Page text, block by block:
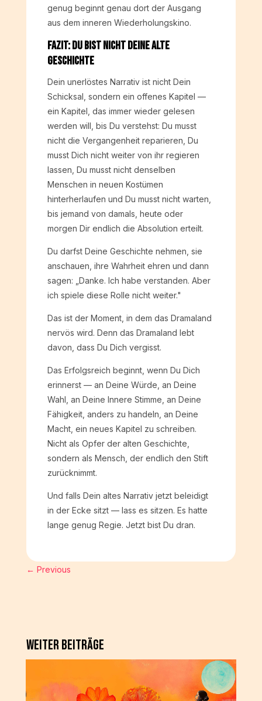
genug beginnt genau dort der Ausgang
aus dem inneren Wiederholungskino.
Fazit: Du bist nicht Deine alte
Geschichte
Dein unerlöstes Narrativ ist nicht Dein
Schicksal, sondern ein offenes Kapitel —
ein Kapitel, das immer wieder gelesen
werden will, bis Du verstehst: Du musst
nicht die Vergangenheit reparieren, Du
musst Dich nicht weiter von ihr regieren
lassen, Du musst nicht denselben
Menschen in neuen Kostümen
hinterherlaufen und Du musst nicht warten,
bis jemand von damals, heute oder
morgen Dir endlich die Absolution erteilt.
Du darfst Deine Geschichte nehmen, sie
anschauen, ihre Wahrheit ehren und dann
sagen: „Danke. Ich habe verstanden. Aber
ich spiele diese Rolle nicht weiter."
Das ist der Moment, in dem das Dramaland
nervös wird. Denn das Dramaland lebt
davon, dass Du Dich vergisst.
Das Erfolgsreich beginnt, wenn Du Dich
erinnerst — an Deine Würde, an Deine
Wahl, an Deine Innere Stimme, an Deine
Fähigkeit, anders zu handeln, an Deine
Macht, ein neues Kapitel zu schreiben.
Nicht als Opfer der alten Geschichte,
sondern als Mensch, der endlich den Stift
zurücknimmt.
Und falls Dein altes Narrativ jetzt beleidigt
in der Ecke sitzt — lass es sitzen. Es hatte
lange genug Regie. Jetzt bist Du dran.
← Previous
Weiter Beiträge